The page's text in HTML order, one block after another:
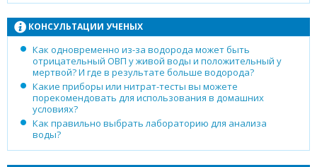
КОНСУЛЬТАЦИИ УЧЕНЫХ
Как одновременно из-за водорода может быть
отрицательный ОВП у живой воды и положительный у
мертвой? И где в результате больше водорода?
Какие приборы или нитрат-тесты вы можете
порекомендовать для использования в домашних
условиях?
Как правильно выбрать лабораторию для анализа
воды?